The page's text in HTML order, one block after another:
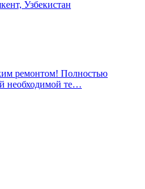
ремонтом! Полностью
необходимой те…